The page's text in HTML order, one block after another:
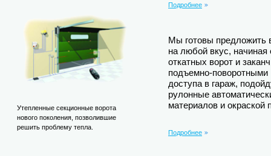
Утепленные секционные ворота
нового поколения, позволившие
решить проблему тепла.
Подробнее
Мы готовы предложить
на любой вкус,
откатных ворот и
подъемно-поворотными
доступа в гараж,
рулонные
материалов и окраской
Подробнее